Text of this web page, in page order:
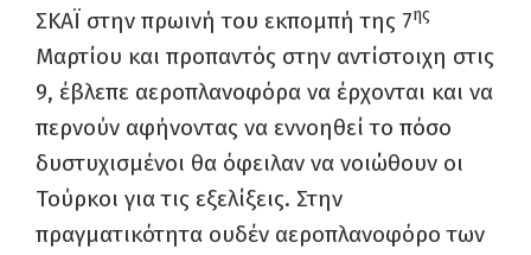
ΣΚΑΪ στην πρωινή του εκπομπή της 7ης
Μαρτίου και προπαντός στην αντίστοιχη στις
9, έβλεπε αεροπλανοφόρα να έρχονται και να
περνούν αφήνοντας να εννοηθεί το πόσο
δυστυχισμένοι θα όφειλαν να νοιώθουν οι
Τούρκοι για τις εξελίξεις. Στην
πραγματικότητα ουδέν αεροπλανοφόρο των